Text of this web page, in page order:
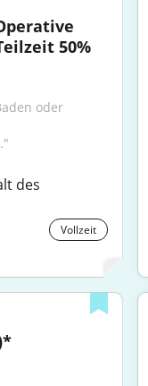
50%
des
Vollzeit